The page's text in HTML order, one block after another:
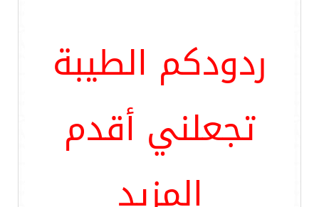
ردودكم الطيبة
تجعلني أقدم